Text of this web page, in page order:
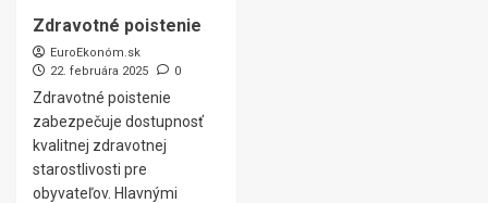
Zdravotné poistenie
EuroEkonóm.sk
22. februára 2025
0
Zdravotné poistenie
zabezpečuje dostupnosť
kvalitnej zdravotnej
starostlivosti pre
obyvateľov. Hlavnými